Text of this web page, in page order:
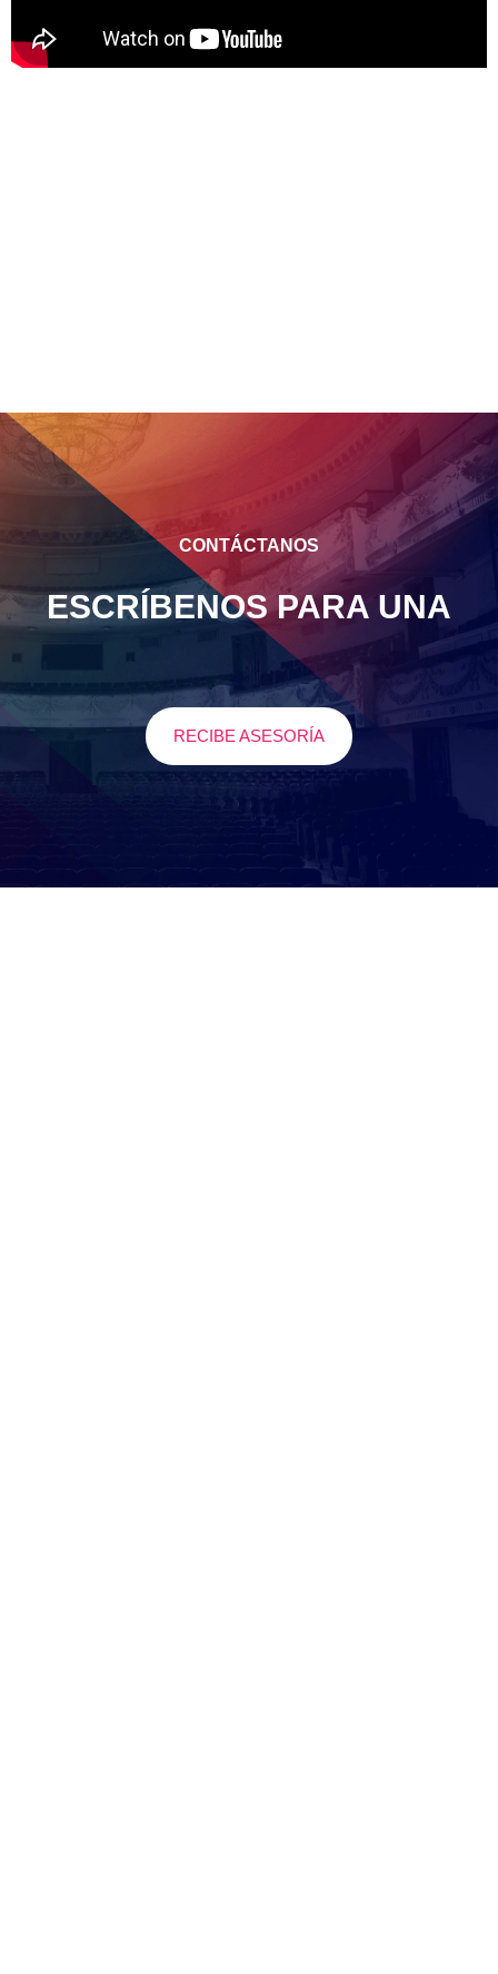
CONTÁCTANOS
ESCRÍBENOS PARA UNA
S UL TA C SU
RECIBE ASESORÍA